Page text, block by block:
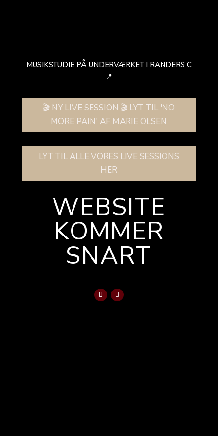
MUSIKSTUDIE PÅ UNDERVÆRKET I RANDERS C
📍
🎬 NY LIVE SESSION 🎬 LYT TIL 'NO
MORE PAIN' AF MARIE OLSEN
LYT TIL ALLE VORES LIVE SESSIONS
HER
WEBSITE
KOMMER
SNART